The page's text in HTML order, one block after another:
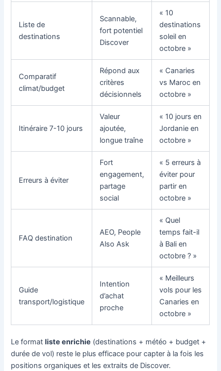
Liste de
destinations
Scannable,
fort potentiel
Discover
« 10
destinations
soleil en
octobre »
Comparatif
climat/budget
Répond aux
critères
décisionnels
« Canaries
vs Maroc en
octobre »
Itinéraire 7-10 jours
Valeur
ajoutée,
longue traîne
« 10 jours en
Jordanie en
octobre »
Erreurs à éviter
Fort
engagement,
partage
social
« 5 erreurs à
éviter pour
partir en
octobre »
FAQ destination
AEO, People
Also Ask
« Quel
temps fait-il
à Bali en
octobre ? »
Guide
transport/logistique
Intention
d’achat
proche
« Meilleurs
vols pour les
Canaries en
octobre »
Le formatliste enrichie (destinations + météo + budget +
durée de vol) reste le plus efficace pour capter à la fois les
positions organiques et les extraits de Discover.